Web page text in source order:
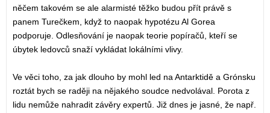
něčem takovém se ale alarmisté těžko budou přít právě s
panem Turečkem, když to naopak hypotézu Al Gorea
podporuje. Odlesňování je naopak teorie popíračů, kteří se
úbytek ledovců snaží vykládat lokálními vlivy.
Ve věci toho, za jak dlouho by mohl led na Antarktidě a Grónsku
roztát bych se raději na nějakého soudce nedvolával. Porota z
lidu nemůže nahradit závěry expertů. Již dnes je jasné, že např.